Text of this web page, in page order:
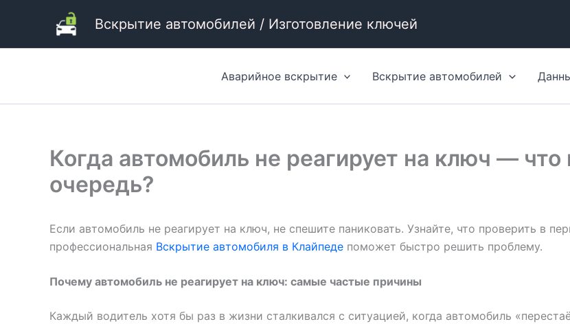
Вскрытие автомобилей / Изготовление ключей
Аварийное вскрытие Вскрытие автомобилей
Когда автомобиль не реагирует на ключ —
очередь?
Если автомобиль не реагирует на ключ, не спешите паниковать. Узнайте, что проверить в
профессиональная Вскрытие автомобиля в Клайпеде поможет быстро решить проблему.
Почему автомобиль не реагирует на ключ: самые частые причины
Каждый водитель хотя бы раз в жизни сталкивался с ситуацией, когда автомобиль